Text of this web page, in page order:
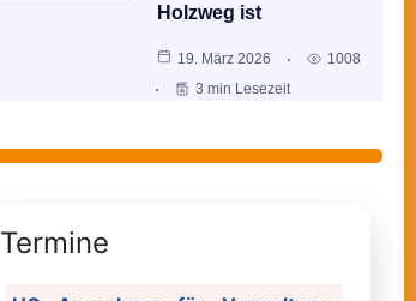
Holzweg ist
19. März 2026
1008
3 min Lesezeit
Termine